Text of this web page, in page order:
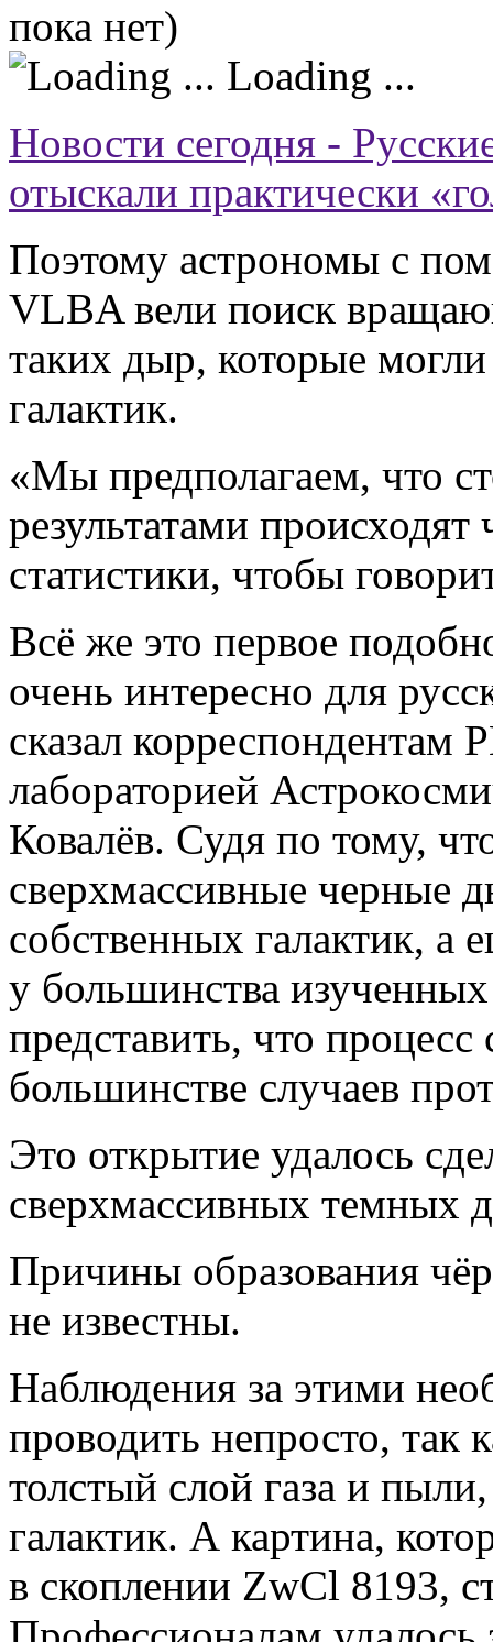
пока нет)
Loading ...
Новости сегодня -
отыскали практически
Поэтому астрономы с
VLBA вели поиск
таких дыр, которые
галактик.
«Мы предполагаем, что
результатами
статистики, чтобы
Всё же это первое
очень интересно для
сказал
лабораторией
Ковалёв. Судя по тому,
сверхмассивные черные
собственных галактик, а
у большинства
представить, что
большинстве случаев
Это открытие удалось
сверхмассивных темных
Причины образования
не известны.
Наблюдения за этими
проводить непросто, так
толстый слой газа и
галактик. А картина,
в скоплении ZwCl 8193,